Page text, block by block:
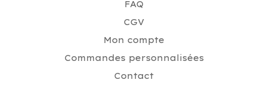
FAQ
CGV
Mon compte
Commandes personnalisées
Contact